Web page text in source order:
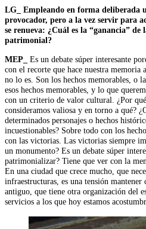
LG_ Empleando en forma deliberada
provocador, pero a la vez servir para
se renueva: ¿Cuál es la “ganancia”
patrimonial?
MEP_ Es un debate súper interesante
con el recorte que hace nuestra memoria
no lo es. Son los hechos memorables, o
esos hechos memorables, y lo que
con un criterio de valor cultural. ¿Por
consideramos valiosa y en torno a qué?
determinados personajes o hechos
incuestionables? Sobre todo con los
con las victorias. Las victorias siempre
un monumento? Es un debate súper
patrimonializar? Tiene que ver con la
En una ciudad que crece mucho, que
infraestructuras, es una tensión
antiguo, que tiene otra organización del
servicios a los que hoy estamos